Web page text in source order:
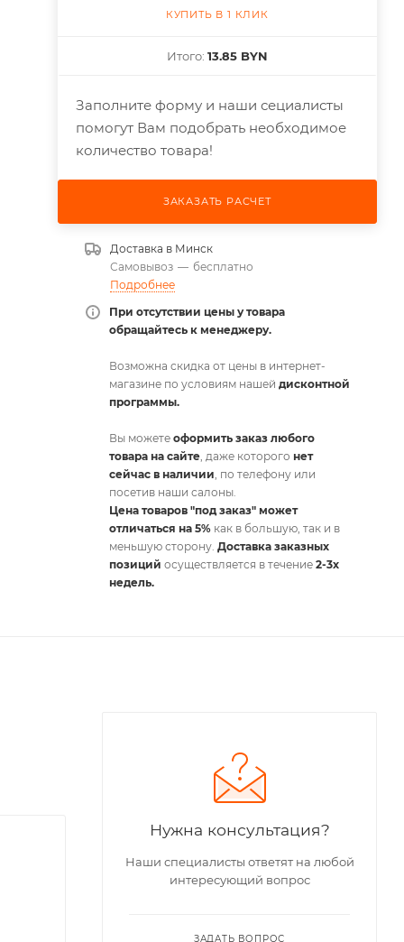
КУПИТЬ В 1 КЛИК
Итого: 13.85 BYN
Заполните форму и наши сециалисты
помогут Вам подобрать необходимое
количество товара!
ЗАКАЗАТЬ РАСЧЕТ
Доставка в Минск
Самовывоз — бесплатно
Подробнее
При отсутствии цены у товара
обращайтесь к менеджеру.
Возможна скидка от цены в интернет-
магазине по условиям нашей дисконтной
программы.
Вы можете оформить заказ любого
товара на сайте, даже которого нет
сейчас в наличии, по телефону или
посетив наши салоны.
Цена товаров "под заказ" может
отличаться на 5%как в большую, так и в
меньшую сторону. Доставка заказных
позиций осуществляется в течение 2-3х
недель.
Нужна консультация?
Наши специалисты ответят на любой
интересующий вопрос
ЗАДАТЬ ВОПРОС